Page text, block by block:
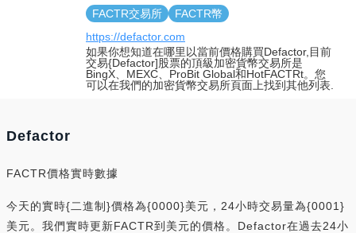
FACTR交易所
FACTR幣
https://defactor.com
如果你想知道在哪里以當前價格購買Defactor,目前
交易{Defactor]股票的頂級加密貨幣交易所是
BingX、MEXC、ProBit Global和HotFACTRt。您
可以在我們的加密貨幣交易所頁面上找到其他列表.
Defactor
FACTR價格實時數據
今天的實時{二進制}價格為{0000}美元，24小時交易量為{0001}
美元。我們實時更新FACTR到美元的價格。Defactor在過去24小